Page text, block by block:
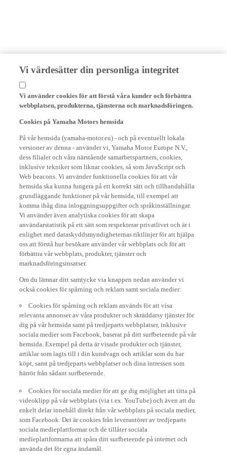
Vi värdesätter din personliga integritet
Vi använder cookies för att förstå våra kunder och förbättra
webbplatsen, produkterna, tjänsterna och marknadsföringen.
Cookies på Yamaha Motors hemsida
På vår hemsida (yamaha-motor.eu) - och på eventuellt lokala
versioner av denna - använder vi, Yamaha Motor Europe N.V.,
dess filialer och våra närstående samarbetspartners, cookies,
inklusive tekniker som liknar cookies, så som JavaScript och
Web beacons. Vi använder funktionella cookies för att vår
hemsida ska kunna fungera på ett korrekt sätt och tillhandahålla
grundläggande funktioner på vår hemsida, till exempel att
komma ihåg dina inloggningsuppgifter och språkinställningar.
Vi använder även analytiska cookies för att skapa
användarstatistik på ett sätt som respekterar privatlivet och är i
enlighet med dataskyddsmyndigheternas riktlinjer för att hjälpa
oss att förstå hur besökare använder vår webbplats och för att
förbättra vår webbplats, produkter, tjänster och
marknadsföringsinsatser.
Om du lämnar ditt samtycke via knappen nedan använder vi
också cookies för spårning och reklam samt sociala medier:
Cookies för spårning och reklam används för att visa
relevanta annonser av våra produkter och skräddarsy tjänster för
dig på vår hemsida samt på tredjeparts webbplatser, inklusive
sociala medier som Facebook, baserat på ditt surfbeteende på vår
hemsida. Exempel på detta är visade produkter och tjänster,
artiklar som lagts till i din kundvagn och artiklar som du har
köpt, samt på tredjeparts webbplatser och dina intressen som
härrör från sådant surfbeteende.
Cookies för sociala medier för att ge dig möjlighet att titta på
videoklipp på vår webbplats (via t.ex. YouTube) och även att du
enkelt delar innehåll direkt från vår webbplats på sociala medier,
som Facebook. Det är cookies från leverantörer av tredjeparts
sociala medieplattformar och de tillåter sociala
medieplattformarna att spåra ditt surfbeteende på internet och
använda det för egna ändamål.